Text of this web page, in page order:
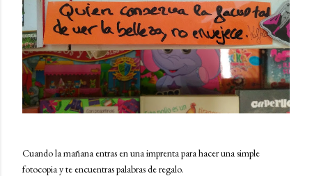
Cuando la mañana entras en una imprenta para hacer una simple
fotocopia y te encuentras palabras de regalo.